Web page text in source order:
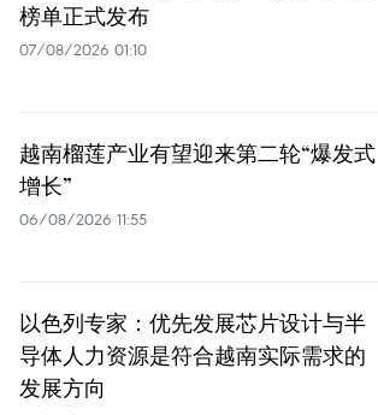
榜单正式发布
07/08/2026 01:10
越南榴莲产业有望迎来第二轮“爆发式
增长”
06/08/2026 11:55
以色列专家：优先发展芯片设计与半
导体人力资源是符合越南实际需求的
发展方向